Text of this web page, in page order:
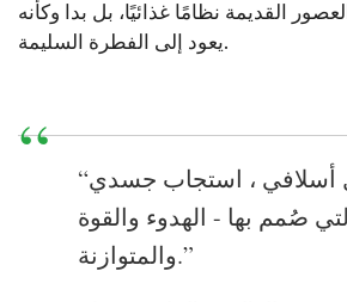
القديمة نظامًا غذائيًا، بل بدا وكأنه
يعود إلى الفطرة السليمة.
“عندما أكلت مثل أسلافي ، استجاب جسدي
صُمم بها - الهدوء والقوة
والمتوازنة.”